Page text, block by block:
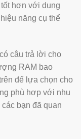
hơn với dung
năng cụ thể
câu trả lời cho
RAM bao
để lựa chọn cho
phù hợp với nhu
bạn đã quan